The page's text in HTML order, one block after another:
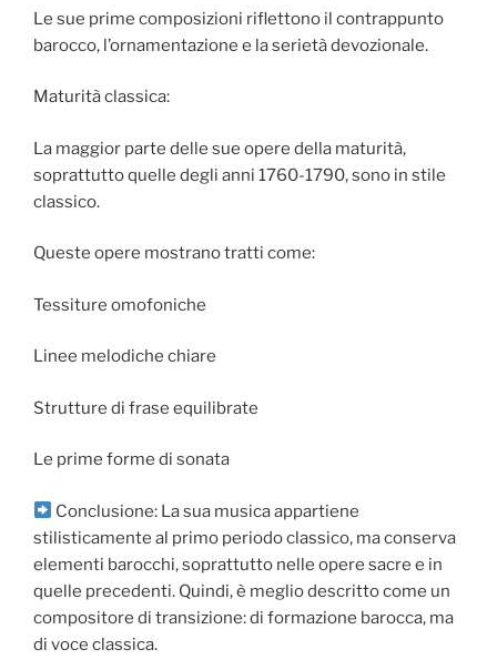
Le sue prime composizioni riflettono il contrappunto
barocco, l’ornamentazione e la serietà devozionale.
Maturità classica:
La maggior parte delle sue opere della maturità,
soprattutto quelle degli anni 1760-1790, sono in stile
classico.
Queste opere mostrano tratti come:
Tessiture omofoniche
Linee melodiche chiare
Strutture di frase equilibrate
Le prime forme di sonata
Conclusione: La sua musica appartiene
stilisticamente al primo periodo classico, ma conserva
elementi barocchi, soprattutto nelle opere sacre e in
quelle precedenti. Quindi, è meglio descritto come un
compositore di transizione: di formazione barocca, ma
di voce classica.